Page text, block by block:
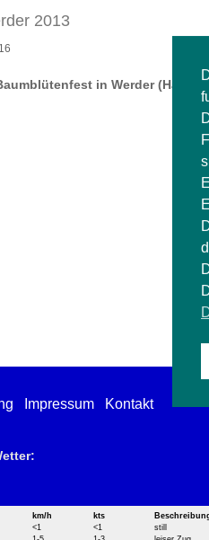
2013
in Werder (Havel)
Impressum Kontakt
km/h kts
<1 <1
still